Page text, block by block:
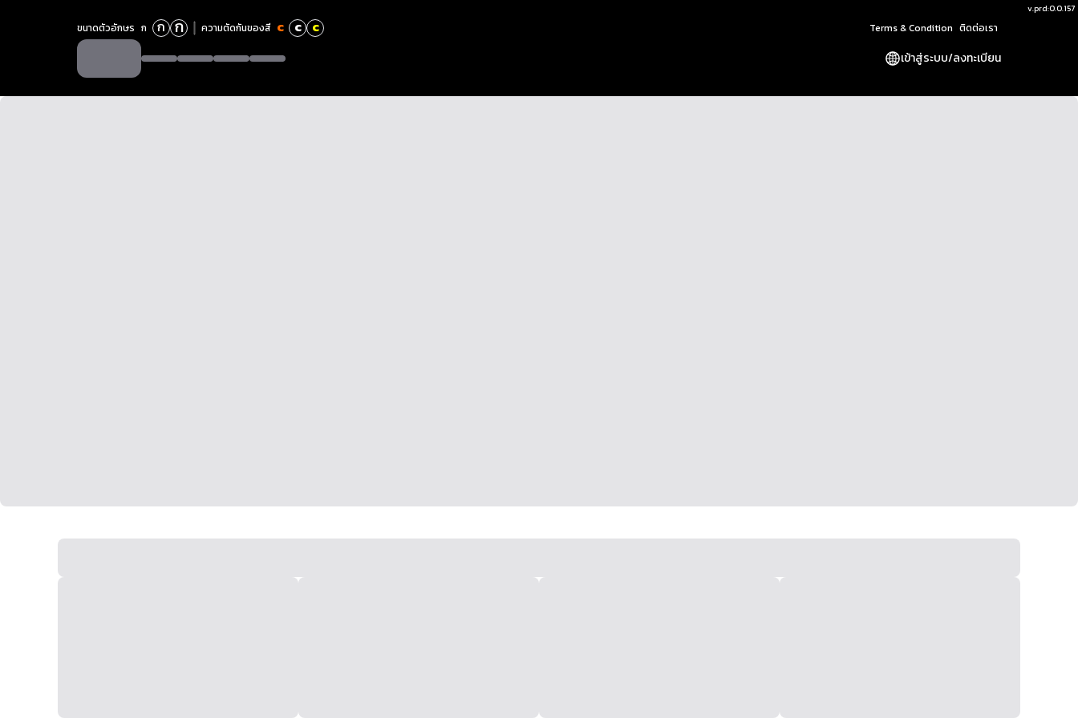
v.prd:0.0.157
ขนาดตัวอักษร ก ก ก ความตัดกันของสี c c c Terms & Condition ติดต่อเรา
เข้าสู่ระบบ/ลงทะเบียน